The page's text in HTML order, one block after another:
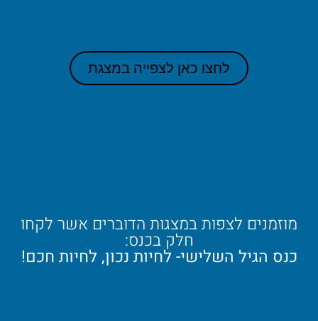
לחצו כאן לצפייה במצגת
מוזמנים לצפות במצגות הדוברים אשר לקחו
חלק בכנס:
כנס הגיל השלישי- לחיות נכון, לחיות חכם!